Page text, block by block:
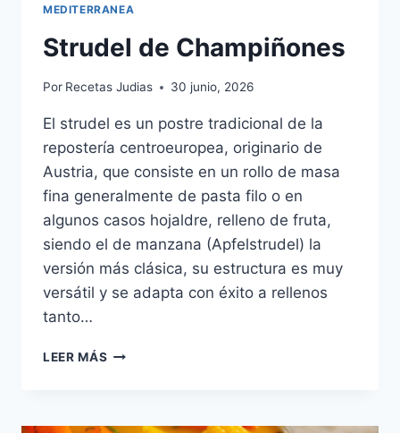
MEDITERRANEA
Strudel de Champiñones
Por Recetas Judias 30 junio, 2026
El strudel es un postre tradicional de la
repostería centroeuropea, originario de
Austria, que consiste en un rollo de masa
fina generalmente de pasta filo o en
algunos casos hojaldre, relleno de fruta,
siendo el de manzana (Apfelstrudel) la
versión más clásica, su estructura es muy
versátil y se adapta con éxito a rellenos
tanto…
LEER MÁS STRUDEL